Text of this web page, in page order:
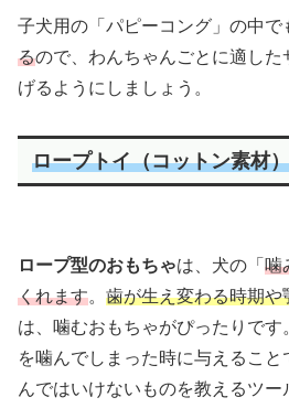
子犬用の「パピーコング」の中で
るので、わんちゃんごとに適し
げるようにしましょう。
ロープトイ（コットン素材）
ロープ型のおもちゃは、犬の「 噛
くれます。 歯が生え変わる時期
は、噛むおもちゃがぴったりで
を噛んでしまった時に与えるこ
んではいけないものを教えるツー